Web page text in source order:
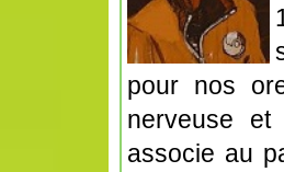
pour nos
nerveuse
associe au